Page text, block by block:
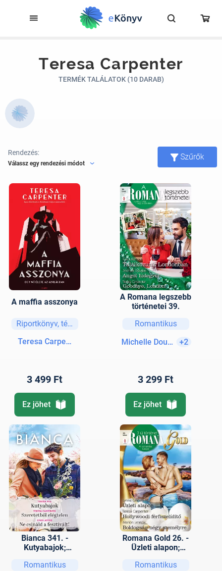
Teresa Carpenter
TERMÉK TALÁLATOK (10 DARAB)
Rendezés:
Válassz egy rendezési módot
Szűrők
A maffia asszonya
Riportkönyv, tényirodalom
Teresa Carpenter
3 499 Ft
Ez jöhet
A Romana legszebb
történetei 39.
Romantikus
Michelle Douglas+2
3 299 Ft
Ez jöhet
Bianca 341. -
Kutyabajok;
elégtelen; Ne
Romantikus
Romana Gold 26. -
Üzleti alapon;
férfiszelídítő;
Romantikus